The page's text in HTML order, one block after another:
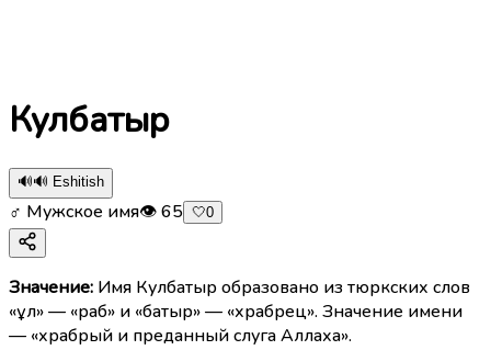
Кулбатыр
🔊🔊 Eshitish
♂ Мужское имя👁65 🤍0
Значение: Имя Кулбатыр образовано из тюркских слов
«құл» — «раб» и «батыр» — «храбрец». Значение имени
— «храбрый и преданный слуга Аллаха».